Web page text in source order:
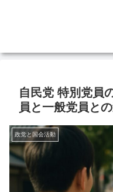
自民党 特別党員
員と一般党員と
政党と国会活動